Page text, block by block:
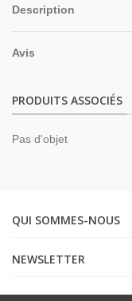
Description
Avis
PRODUITS ASSOCIÉS
Pas d'objet
QUI SOMMES-NOUS
NEWSLETTER